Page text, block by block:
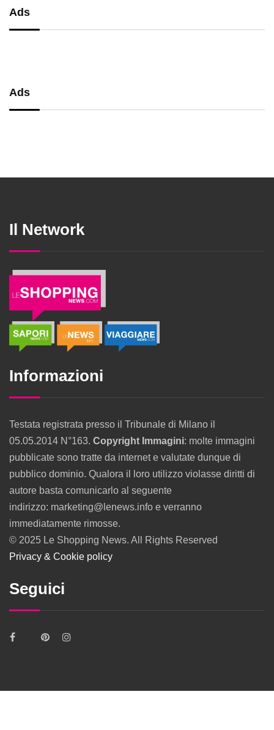
Ads
Ads
Il Network
Informazioni
Testata registrata presso il Tribunale di Milano il
05.05.2014 N°163. Copyright Immagini: molte immagini
pubblicate sono tratte da internet e valutate dunque di
pubblico dominio. Qualora il loro utilizzo violasse diritti di
autore basta comunicarlo al seguente
indirizzo: marketing@lenews.info e verranno
immediatamente rimosse.
© 2025 Le Shopping News. All Rights Reserved
Privacy & Cookie policy
Seguici